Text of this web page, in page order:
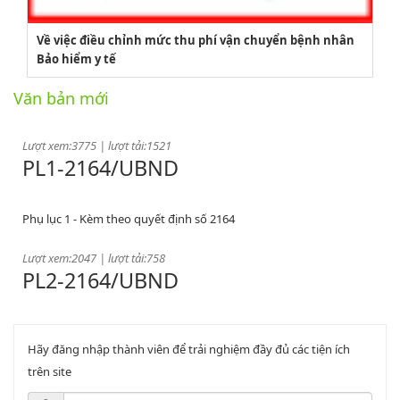
Về việc điều chỉnh mức thu phí vận chuyển bệnh nhân
Bảo hiểm y tế
Văn bản mới
2164/QĐUBND
Quyết định phê duyệt danh mục vị trí việc làm
PL1-2164/UBND
PL2-2164/UBND
Lượt xem:2000 | lượt tải:1060
PL3-2164/UBND
Hãy đăng nhập thành viên để trải nghiệm đầy đủ các tiện ích
trên site